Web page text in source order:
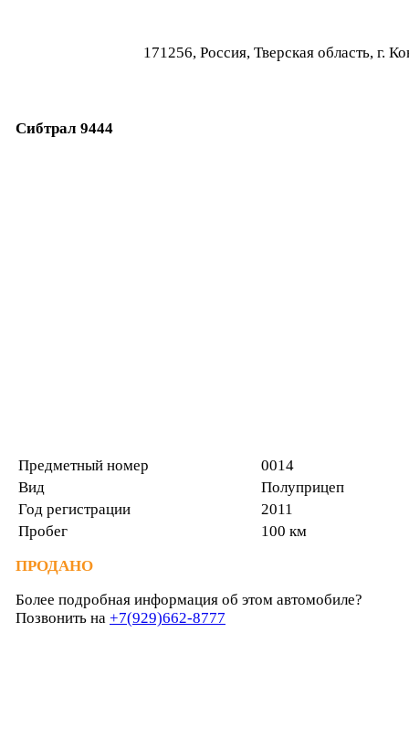
171256, Россия, Тверская область, г.
Сибтрал 9444
Предметный номер
0014
Вид
Полуприцеп
Год регистрации
2011
Пробег
100 км
ПРОДАНО
Более подробная информация об этом автомобиле?
Позвонить на +7(929)662-8777